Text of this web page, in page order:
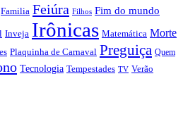
Familia Feiúra Filhos Fim do mundo
Inveja Irônicas Matemática Morte
Plaquinha de Carnaval Preguiça Quem
Tecnologia Tempestades TV Verão